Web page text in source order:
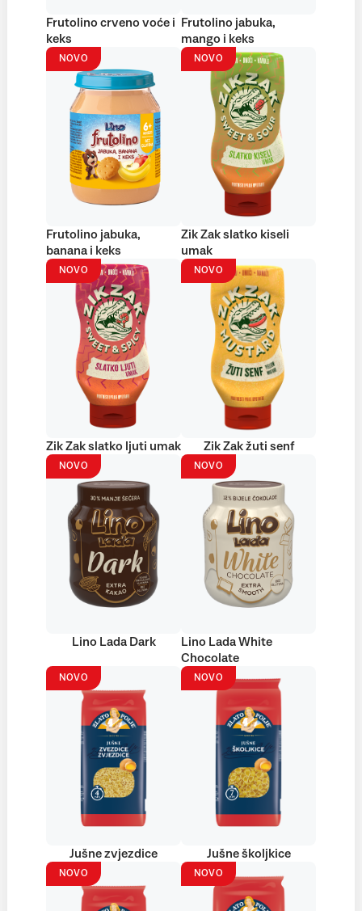
Frutolino crveno voće i
keks
Frutolino jabuka,
mango i keks
NOVO
Frutolino jabuka,
banana i keks
NOVO
Zik Zak slatko kiseli
umak
NOVO
Zik Zak slatko ljuti umak
NOVO
Zik Zak žuti senf
NOVO
Lino Lada Dark
NOVO
Lino Lada White
Chocolate
NOVO
Jušne zvjezdice
NOVO
Jušne školjkice
NOVO NOVO